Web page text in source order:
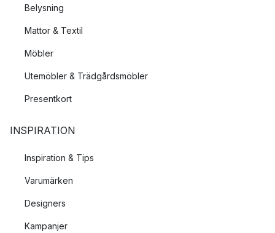
Belysning
Mattor & Textil
Möbler
Utemöbler & Trädgårdsmöbler
Presentkort
INSPIRATION
Inspiration & Tips
Varumärken
Designers
Kampanjer